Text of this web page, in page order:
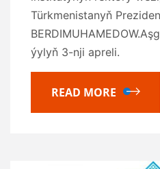
Türkmenistanyň
ýylyň 3-nji apreli.
READ MORE